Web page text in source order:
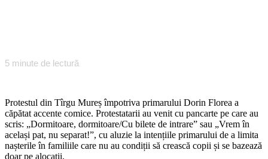
5 minute de lectură
Protestul din Tîrgu Mureș împotriva primarului Dorin Florea a
căpătat accente comice. Protestatarii au venit cu pancarte pe care au
scris: „Dormitoare, dormitoare/Cu bilete de intrare” sau „Vrem în
același pat, nu separat!”, cu aluzie la intențiile primarului de a limita
nașterile în familiile care nu au condiții să crească copii și se bazează
doar pe alocații.